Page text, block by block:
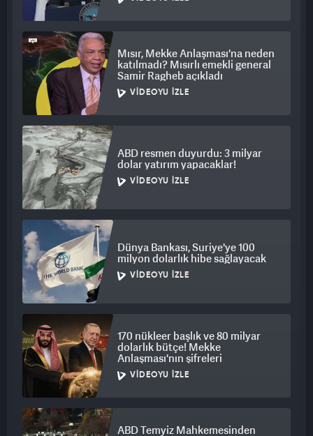
Mısır, Mekke Anlaşması'na neden
katılmadı? Mısırlı emekli general
Samir Ragheb açıkladı
VIDEOYU İZLE
ABD resmen duyurdu: 3 milyar
dolar yatırım yapacaklar!
VIDEOYU İZLE
Dünya Bankası, Suriye'ye 100
milyon dolarlık hibe sağlayacak
VIDEOYU İZLE
170 nükleer başlık ve 80 milyar
dolarlık bütçe! Mekke
Anlaşması'nın şifreleri
VIDEOYU İZLE
ABD Temyiz Mahkemesinden